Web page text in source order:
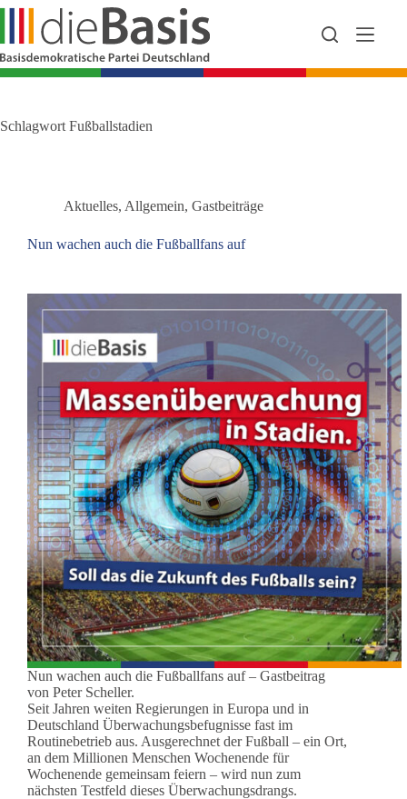
Zum
springen
Schlagwort Fußballstadien
Aktuelles, Allgemein, Gastbeiträge
Nun wachen auch die Fußballfans auf
Nun wachen auch die Fußballfans auf – Gastbeitrag
von Peter Scheller.
Seit Jahren weiten Regierungen in Europa und in
Deutschland Überwachungsbefugnisse fast im
Routinebetrieb aus. Ausgerechnet der Fußball – ein Ort,
an dem Millionen Menschen Wochenende für
Wochenende gemeinsam feiern – wird nun zum
nächsten Testfeld dieses Überwachungsdrangs.